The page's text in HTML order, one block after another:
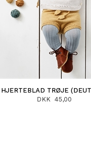
HJERTEBLAD TRØJE
DKK 45,00